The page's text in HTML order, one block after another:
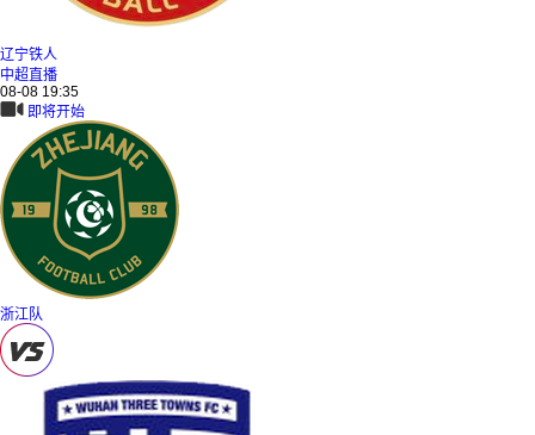
辽宁铁人
中超直播
08-08 19:35
即将开始
浙江队